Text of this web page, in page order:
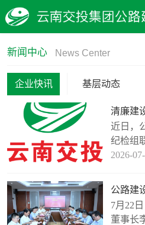
新闻中心 News Center
企业快讯 基层动态
近日，
纪检组
季度部
督“组
各职能
2026-
7月22
董事长